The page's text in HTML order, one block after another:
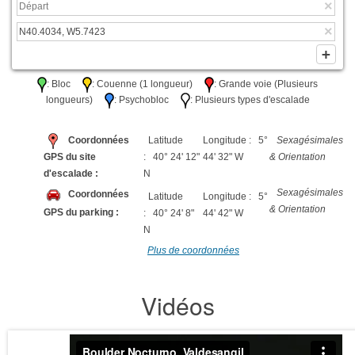
: Bloc : Couenne (1 longueur)
: Grande voie (Plusieurs
longueurs)
: Psychobloc : Plusieurs types d'escalade
Coordonnées
GPS du site
d'escalade :
Latitude
: 40° 24' 12"
N
Longitude : 5°
44' 32" W
Sexagésimales
& Orientation
Coordonnées
GPS du parking :
Latitude
: 40° 24' 8"
N
Longitude : 5°
44' 42" W
Sexagésimales
& Orientation
Plus de coordonnées
Vidéos